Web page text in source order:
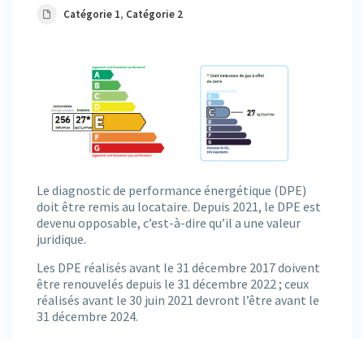
Catégorie 1, Catégorie 2
Le diagnostic de performance énergétique (DPE)
doit être remis au locataire. Depuis 2021, le DPE est
devenu opposable, c’est-à-dire qu’il a une valeur
juridique.
Les DPE réalisés avant le 31 décembre 2017 doivent
être renouvelés depuis le 31 décembre 2022 ; ceux
réalisés avant le 30 juin 2021 devront l’être avant le
31 décembre 2024.